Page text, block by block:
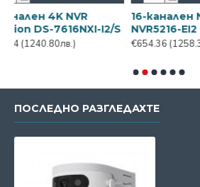
NVR
I2/S
16-канален NVR Dahua
NVR5216-EI2
€654.36
(1258.33лв.)
ПОСЛЕДНО РАЗГЛЕДАХТЕ